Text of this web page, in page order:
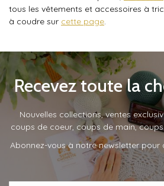
tous les vêtements et accessoires à
à coudre sur cette page.
Recevez toute la
Nouvelles collections, ventes
coups de coeur, coups de main,
Abonnez-vous à notre newsletter pour